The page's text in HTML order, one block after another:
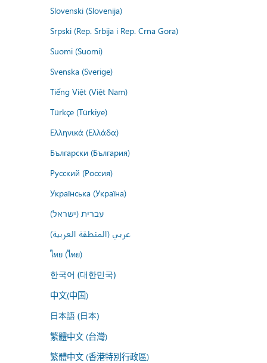
Slovenski (Slovenija)
Srpski (Rep. Srbija i Rep. Crna Gora)
Suomi (Suomi)
Svenska (Sverige)
Tiếng Việt (Việt Nam)
Türkçe (Türkiye)
Ελληνικά (Ελλάδα)
Български (България)
Русский (Россия)
Українська (Україна)
עברית (ישראל)
عربي (المنطقة العربية)
ไทย (ไทย)
한국어 (대한민국)
中文(中国)
日本語 (日本)
繁體中文 (台灣)
繁體中文 (香港特別行政區)